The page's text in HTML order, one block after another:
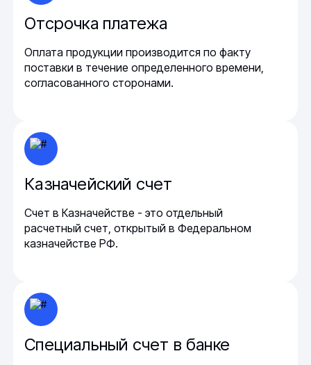
Отсрочка платежа
Оплата продукции производится по факту
поставки в течение определенного времени,
согласованного сторонами.
Казначейский счет
Счет в Казначействе - это отдельный
расчетный счет, открытый в Федеральном
казначействе РФ.
Специальный счет в банке